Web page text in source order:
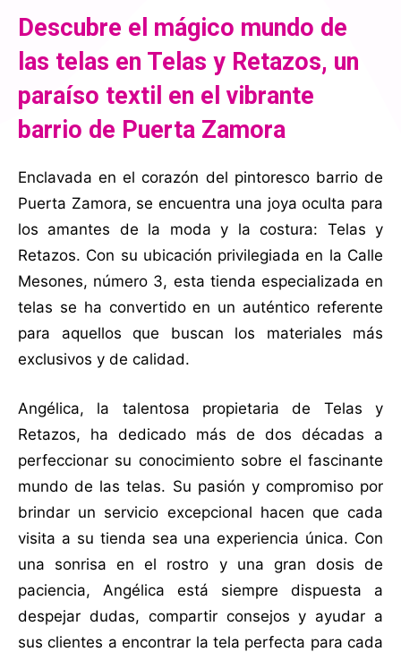
Descubre el mágico mundo de
las telas en Telas y Retazos, un
paraíso textil en el vibrante
barrio de Puerta Zamora
Enclavada en el corazón del pintoresco barrio de
Puerta Zamora, se encuentra una joya oculta para
los amantes de la moda y la costura: Telas y
Retazos. Con su ubicación privilegiada en la Calle
Mesones, número 3, esta tienda especializada en
telas se ha convertido en un auténtico referente
para aquellos que buscan los materiales más
exclusivos y de calidad.
Angélica, la talentosa propietaria de Telas y
Retazos, ha dedicado más de dos décadas a
perfeccionar su conocimiento sobre el fascinante
mundo de las telas. Su pasión y compromiso por
brindar un servicio excepcional hacen que cada
visita a su tienda sea una experiencia única. Con
una sonrisa en el rostro y una gran dosis de
paciencia, Angélica está siempre dispuesta a
despejar dudas, compartir consejos y ayudar a
sus clientes a encontrar la tela perfecta para cada